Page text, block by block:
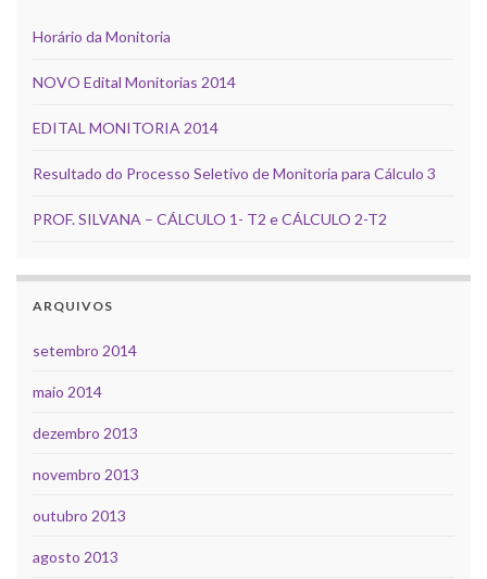
Horário da Monitoria
NOVO Edital Monitorias 2014
EDITAL MONITORIA 2014
Resultado do Processo Seletivo de Monitoria para Cálculo 3
PROF. SILVANA – CÁLCULO 1- T2 e CÁLCULO 2-T2
ARQUIVOS
setembro 2014
maio 2014
dezembro 2013
novembro 2013
outubro 2013
agosto 2013